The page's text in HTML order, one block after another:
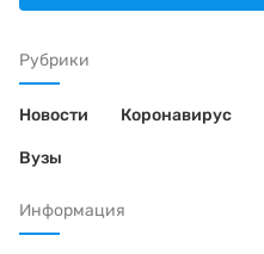
Рубрики
Новости Коронавирус
Вузы
Информация